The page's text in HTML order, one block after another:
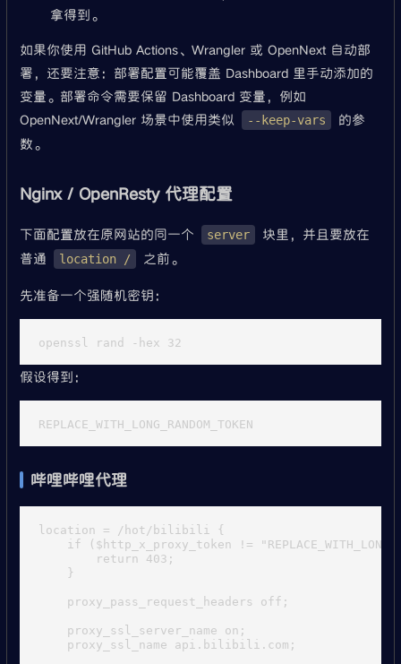
拿得到。
如果你使用 GitHub Actions、Wrangler 或 OpenNext 自动部
署，还要注意：部署配置可能覆盖 Dashboard 里手动添加的
变量。部署命令需要保留 Dashboard 变量，例如
OpenNext/Wrangler 场景中使用类似
--keep-vars
的参
数。
Nginx / OpenResty 代理配置
下面配置放在原网站的同一个 server
块里，并且要放在
普通
location / 之前。
先准备一个强随机密钥：
假设得到：
哔哩哔哩代理
location = /hot/bilibili {
if ($http_x_proxy_token !=
        return 403;
    }
    proxy_pass_request_headers off;
    proxy_ssl_server_name on;
    proxy_ssl_name api.bilibili.com;